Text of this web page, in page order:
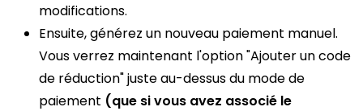
modifications.
Ensuite, générez un nouveau paiement manuel.
Vous verrez maintenant l'option "Ajouter un code
de réduction" juste au-dessus du mode de
paiement (que si vous avez associé le